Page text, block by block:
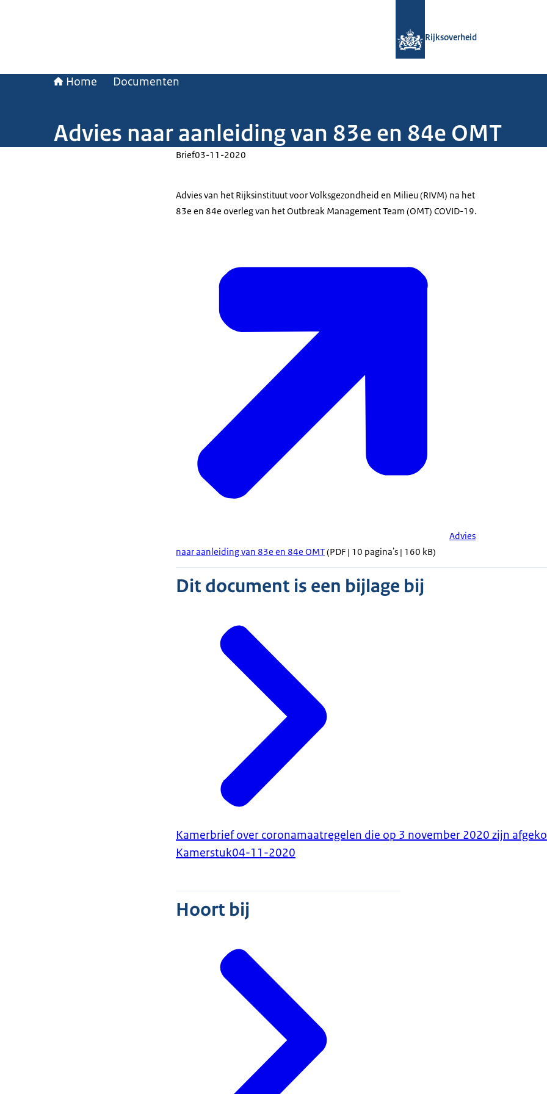
Rijksoverheid
Home Documenten
Advies naar aanleiding van 83e en 84e OMT
Brief03-11-2020
Advies van het Rijksinstituut voor Volksgezondheid en Milieu (RIVM) na het
83e en 84e overleg van het Outbreak Management Team (OMT) COVID-19.
Advies
naar aanleiding van 83e en 84e OMT(PDF | 10 pagina's | 160 kB)
Dit document is een bijlage bij
Kamerbrief over coronamaatregelen die op 3 november 2020 zijn
Kamerstuk04-11-2020
Hoort bij